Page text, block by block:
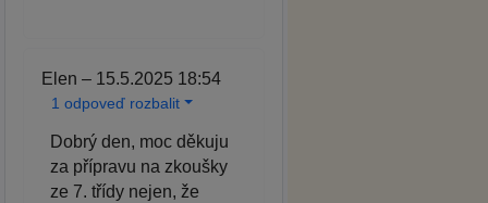
Elen – 15.5.2025 18:54
1 odpoveď rozbalit
Dobrý den, moc děkuju
za přípravu na zkoušky
ze 7. třídy nejen, že